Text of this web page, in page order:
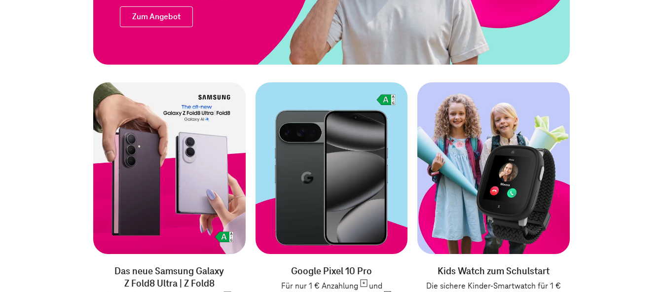
Zum Angebot
Das neue Samsung Galaxy
Z Fold8 Ultra | Z Fold8
Zum Pixel 10 Pro
Google Pixel 10 Pro
Für nur 1 € Anzahlung
und
Zur Xplora Kids Watch
Kids Watch zum Schulstart
Die sichere Kinder-Smartwatch für 1 €